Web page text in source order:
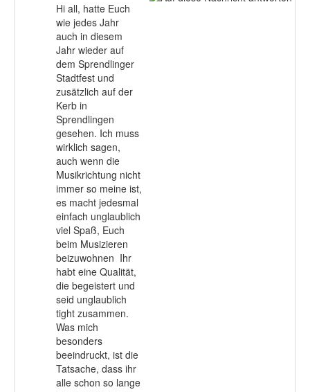
Hi all, hatte Euch
wie jedes Jahr
auch in diesem
Jahr wieder auf
dem Sprendlinger
Stadtfest und
zusätzlich auf der
Kerb in
Sprendlingen
gesehen. Ich muss
wirklich sagen,
auch wenn die
Musikrichtung nicht
immer so meine ist,
es macht jedesmal
einfach unglaublich
viel Spaß, Euch
beim Musizieren
beizuwohnen Ihr
habt eine Qualität,
die begeistert und
seid unglaublich
tight zusammen.
Was mich
besonders
beeindruckt, ist die
Tatsache, dass ihr
alle schon so lange